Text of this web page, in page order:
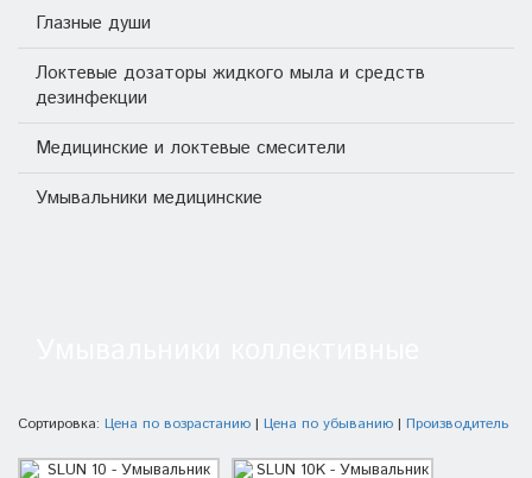
Глазные души
Локтевые дозаторы жидкого мыла и средств
дезинфекции
Медицинские и локтевые смесители
Умывальники медицинские
Сортировка: Цена по возрастанию | Цена по убыванию | Производитель